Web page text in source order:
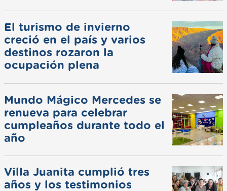
El turismo de invierno
creció en el país y varios
destinos rozaron la
ocupación plena
Mundo Mágico Mercedes se
renueva para celebrar
cumpleaños durante todo el
año
Villa Juanita cumplió tres
años y los testimonios